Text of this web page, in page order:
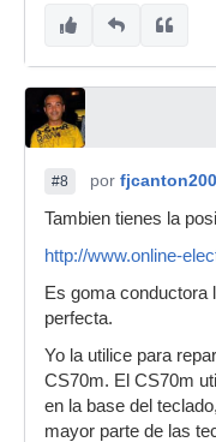
#8 por
Tambien tienes la
http://www.online-
Es goma conductora
perfecta.
Yo la utilice para
CS70m. El CS70m
en la base del
mayor parte de las